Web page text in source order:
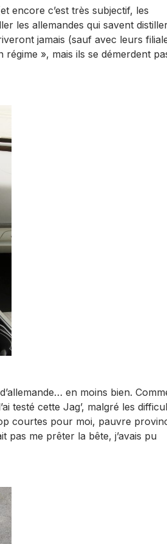
encore c’est très subjectif, les
les allemandes qui savent
jamais (sauf avec leurs
», mais ils se démerdent
en moins bien.
testé cette Jag’, malgré les
courtes pour moi, pauvre
pas me prêter la bête, j’avais pu